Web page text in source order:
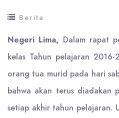
Berita
Negeri Lima, Dalam rapat
kelas Tahun pelajaran
orang tua murid pada hari
bahwa akan terus diadakan
setiap akhir tahun pelajaran.